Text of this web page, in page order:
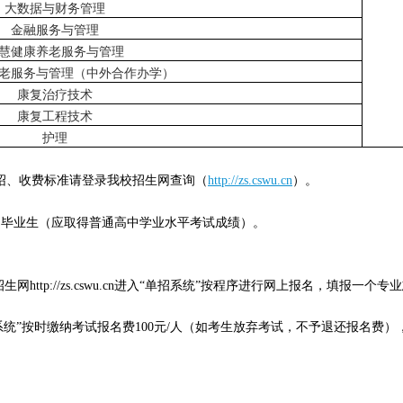
大数据与财务管理
金融服务与管理
健康养老服务与管理
服务与管理（中外合作办学）
康复治疗技术
康复工程技术
护理
收费标准请登录我校招生网查询（http://zs.cswu.cn）。
业生（应取得普通高中学业水平考试成绩）。
网 http://zs.cswu.cn进入“单招系统”按程序进行网上报名，填报一个专
”按时缴纳考试报名费100元/人（如考生放弃考试，不予退还报名费）